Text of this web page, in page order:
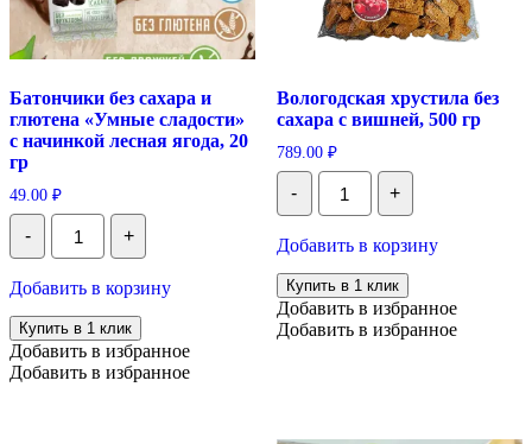
Батончики без сахара и
глютена «Умные сладости»
с начинкой лесная ягода, 20
гр
49.00 ₽
-
Количество
Батончики
без
и
глютена
«Умные
сладости»
с
+
Добавить в корзину
Купить в 1 клик
Добавить в избранное
Добавить в избранное
Вологодская хрустила без
сахара с вишней, 500 гр
789.00 ₽
-
Количество
Вологодская
хрустила
сахара
с
вишней,
500
гр
+
Добавить в корзину
Купить в 1 клик
Добавить в избранное
Добавить в избранное